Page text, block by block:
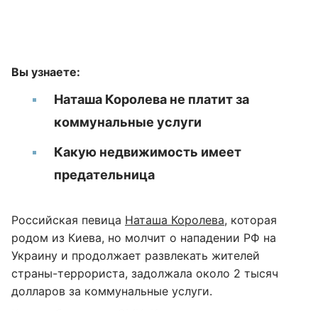
Вы узнаете:
Наташа Королева не платит за
коммунальные услуги
Какую недвижимость имеет
предательница
Российская певица Наташа Королева, которая
родом из Киева, но молчит о нападении РФ на
Украину и продолжает развлекать жителей
страны-террориста, задолжала около 2 тысяч
долларов за коммунальные услуги.